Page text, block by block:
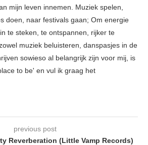
mijn leven innemen. Muziek spelen,
doen, naar festivals gaan; Om energie
te steken, te ontspannen, rijker te
muziek beluisteren, danspasjes in de
sowieso al belangrijk zijn voor mij, is
to be' en vul ik graag het
previous post
Reverberation (Little Vamp Records)